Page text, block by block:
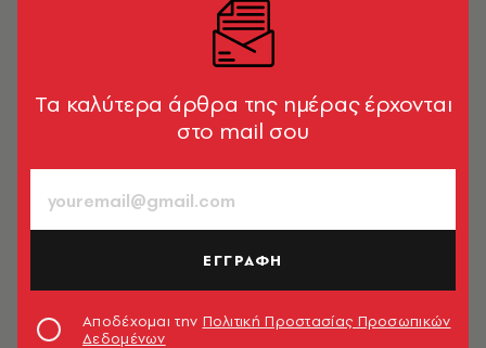
Ποιος ήταν ο καλύτερος Instagram Landscape
A.V. Team
Tα καλύτερα άρθρα της ημέρας έρχονται
στο mail σου
ΕΓΓΡΑΦΗ
Αποδέχομαι την Πολιτική Προστασίας Προσωπικών
Δεδομένων